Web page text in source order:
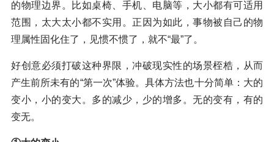
的物理边界。比如桌椅、手机、电脑等，大小都有可适用
范围，太大太小都不实用。正因为如此，事物被自己的物
理属性固化住了，见惯不惯了，就不“最”了。
好创意必须打破这种界限，冲破现实性的场景桎梏，从而
产生前所未有的“第一次”体验。具体方法也十分简单：大的
变小，小的变大。多的减少，少的增多。无的变有，有的
变无。